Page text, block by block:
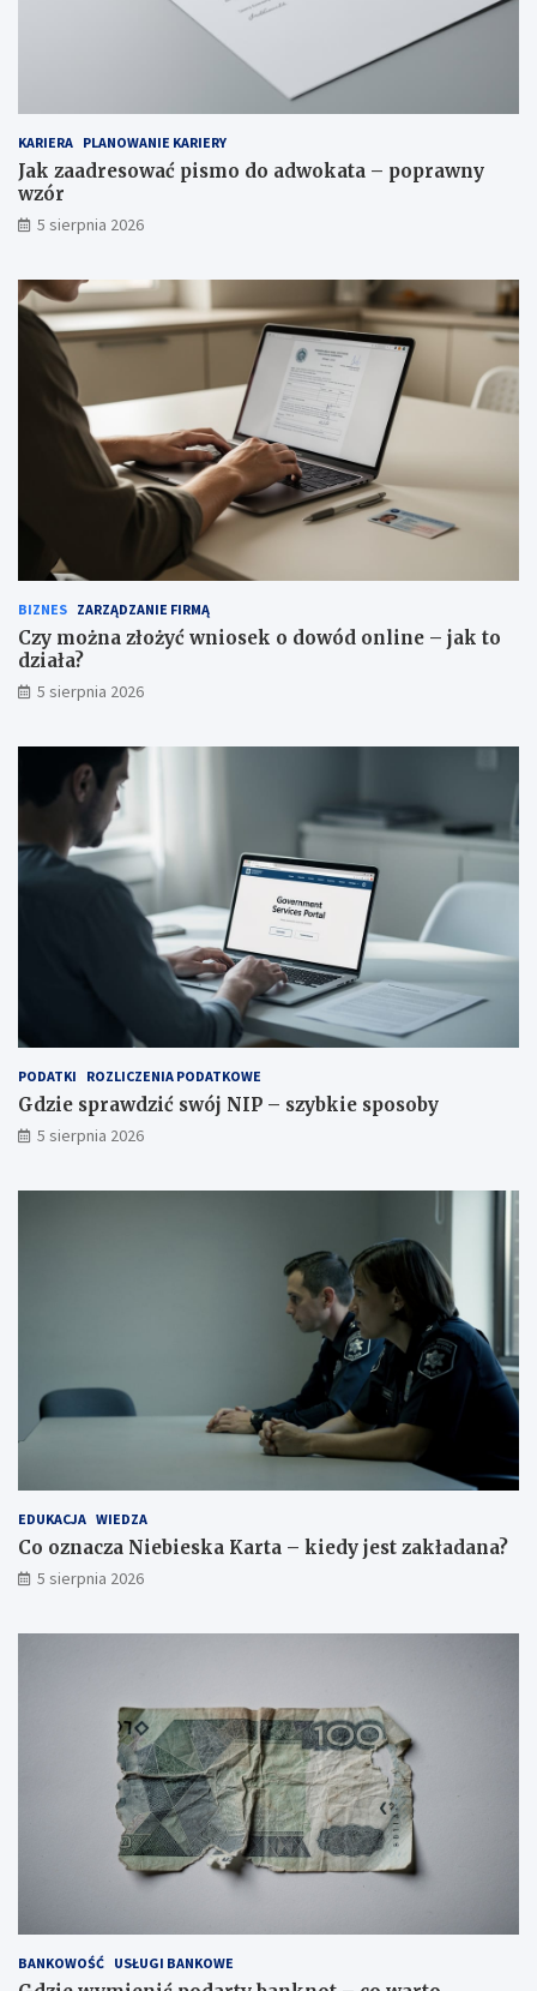
KARIERA PLANOWANIE KARIERY
Jak zaadresować pismo do adwokata – poprawny
wzór
5 sierpnia 2026
BIZNES ZARZĄDZANIE FIRMĄ
Czy można złożyć wniosek o dowód online – jak to
działa?
5 sierpnia 2026
PODATKI ROZLICZENIA PODATKOWE
Gdzie sprawdzić swój NIP – szybkie sposoby
5 sierpnia 2026
EDUKACJA WIEDZA
Co oznacza Niebieska Karta – kiedy jest zakładana?
5 sierpnia 2026
BANKOWOŚĆ USŁUGI BANKOWE